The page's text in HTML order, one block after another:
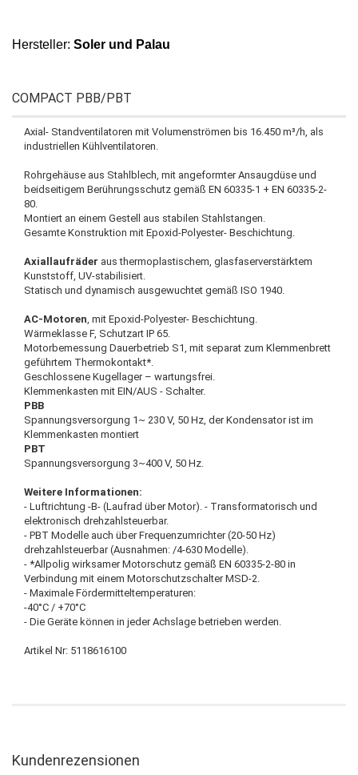
Hersteller: Soler und Palau
COMPACT PBB/PBT
Axial- Standventilatoren mit Volumenströmen bis 16.450 m³/h, als
industriellen Kühlventilatoren.
Rohrgehäuse aus Stahlblech, mit angeformter Ansaugdüse und
beidseitigem Berührungsschutz gemäß EN 60335-1 + EN 60335-2-
80.
Montiert an einem Gestell aus stabilen Stahlstangen.
Gesamte Konstruktion mit Epoxid-Polyester- Beschichtung.
Axiallaufräder aus thermoplastischem, glasfaserverstärktem
Kunststoff, UV-stabilisiert.
Statisch und dynamisch ausgewuchtet gemäß ISO 1940.
AC-Motoren, mit Epoxid-Polyester- Beschichtung.
Wärmeklasse F, Schutzart IP 65.
Motorbemessung Dauerbetrieb S1, mit separat zum Klemmenbrett
geführtem Thermokontakt*.
Geschlossene Kugellager – wartungsfrei.
Klemmenkasten mit EIN/AUS - Schalter.
PBB
Spannungsversorgung 1~ 230 V, 50 Hz, der Kondensator ist im
Klemmenkasten montiert
PBT
Spannungsversorgung 3~400 V, 50 Hz.
Weitere Informationen:
- Luftrichtung -B- (Laufrad über Motor). - Transformatorisch und
elektronisch drehzahlsteuerbar.
- PBT Modelle auch über Frequenzumrichter (20-50 Hz)
drehzahlsteuerbar (Ausnahmen: /4-630 Modelle).
- *Allpolig wirksamer Motorschutz gemäß EN 60335-2-80 in
Verbindung mit einem Motorschutzschalter MSD-2.
- Maximale Fördermitteltemperaturen:
-40°C / +70°C
- Die Geräte können in jeder Achslage betrieben werden.
Artikel Nr: 5118616100
Kundenrezensionen